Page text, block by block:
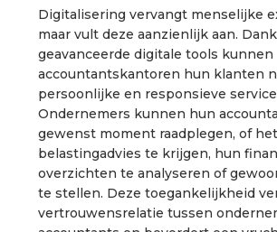
Digitalisering vervangt menselijke
maar vult deze aanzienlijk aan.
geavanceerde digitale tools kunnen
accountantskantoren hun klanten
persoonlijke en responsieve
Ondernemers kunnen hun
gewenst moment raadplegen, of
belastingadvies te krijgen, hun
overzichten te analyseren of
te stellen. Deze toegankelijkheid
vertrouwensrelatie tussen